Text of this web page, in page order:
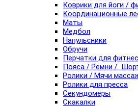
Коврики для йоги /
Координационные
Маты
Медбол
Напульсники
Обручи
Перчатки для
Пояса / Ремни /
Ролики / Мячи
Ролики для пресса
Секундомеры
Скакалки